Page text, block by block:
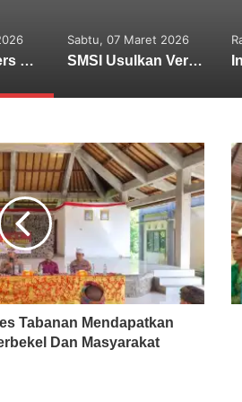
2026 Rabu, 25 Februari 2026
Tabanan Mendapatkan
Dan Masyarakat